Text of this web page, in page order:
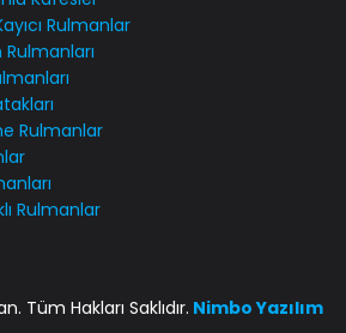
Rulmanlar
Rulmanları
Rulmanlar
Rulmanlar
Tüm Hakları Saklıdır. Nimbo Yazılım